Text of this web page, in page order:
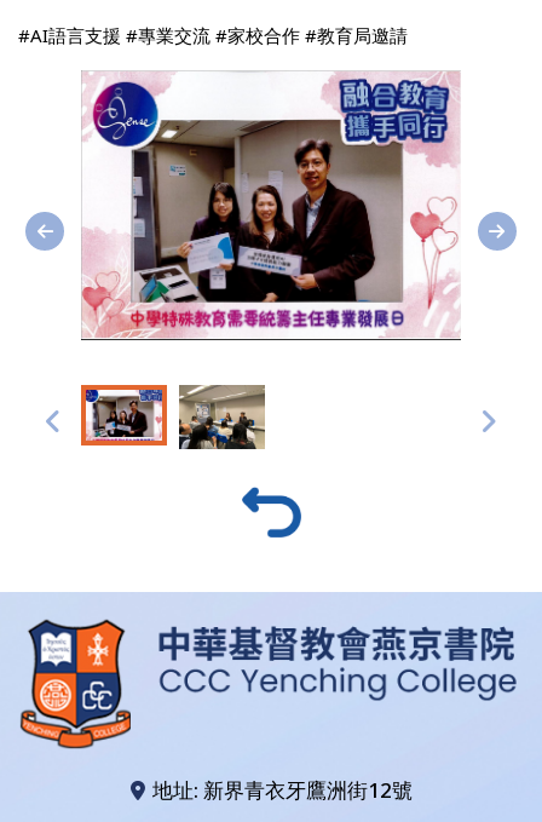
#AI語言支援 #專業交流 #家校合作 #教育局邀請
地址: 新界青衣牙鷹洲街12號